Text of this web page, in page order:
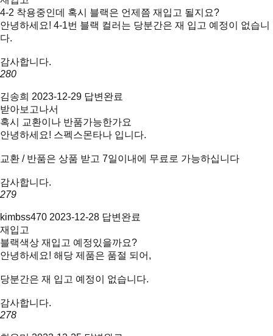
4-2 착용중인데 혹시 블랙은 언제쯤 재입고 될지요?
안녕하세요! 4-1번 블랙 컬러는 당분간은 재 입고 예정이 없습니
다.
감사합니다.
280
김송희 2023-12-29 답변완료
받아보고나서
혹시 교환이나 반품가능한가요
안녕하세요! 스펙스몬타나 입니다.
교환 / 반품은 상품 받고 7일이내에 무료로 가능하십니다
감사합니다.
279
kimbss470 2023-12-28 답변완료
재입고
블랙색상 재입고 예정있을까요?
안녕하세요! 해당 제품은 품절 되어,
당분간은 재 입고 예정이 없습니다.
감사합니다.
278